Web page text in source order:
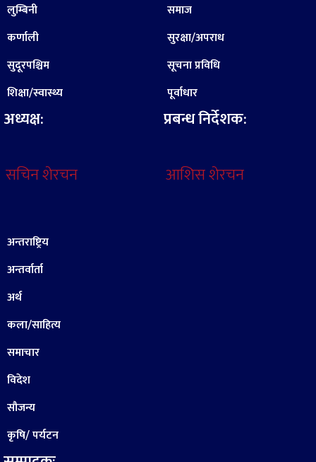
लुम्बिनी
कर्णाली
सुदूरपश्चिम
शिक्षा/स्वास्थ्य
अध्यक्ष:
सचिन शेरचन
समाज
सुरक्षा/अपराध
सूचना प्रविधि
पूर्वाधार
प्रबन्ध निर्देशक:
आशिस शेरचन
अन्तराष्ट्रिय
अन्तर्वार्ता
अर्थ
कला/साहित्य
समाचार
विदेश
सौजन्य
कृषि/ पर्यटन